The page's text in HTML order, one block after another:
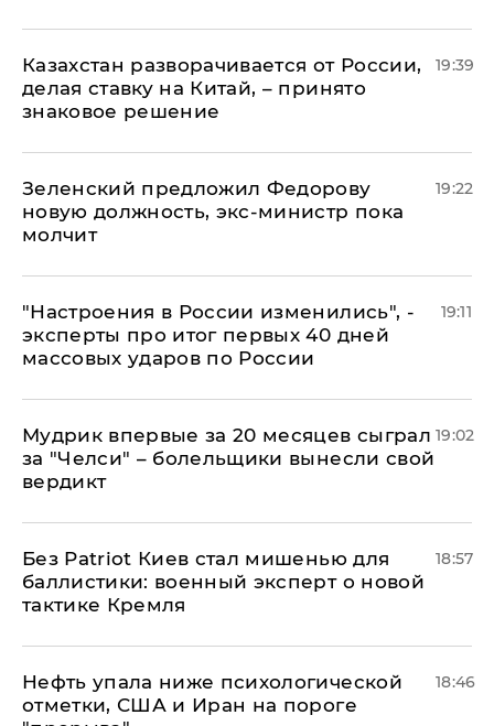
Казахстан разворачивается от России,
делая ставку на Китай, – принято
знаковое решение
19:39
Зеленский предложил Федорову
новую должность, экс-министр пока
молчит
19:22
"Настроения в России изменились", -
эксперты про итог первых 40 дней
массовых ударов по России
19:11
Мудрик впервые за 20 месяцев сыграл
за "Челси" – болельщики вынесли свой
вердикт
19:02
​Без Patriot Киев стал мишенью для
баллистики: военный эксперт о новой
тактике Кремля
18:57
Нефть упала ниже психологической
отметки, США и Иран на пороге
18:46